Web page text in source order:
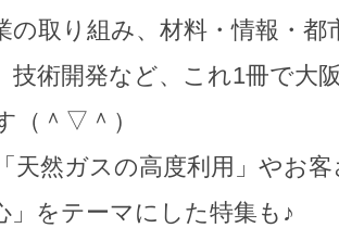
の取り組み、材料・情報・
技術開発など、これ1冊で大
（＾▽＾）
天然ガスの高度利用」やお
」をテーマにした特集も♪